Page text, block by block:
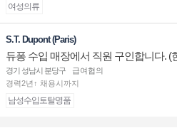
여성의류
S.T. Dupont (Paris)
듀퐁 수입 매장에서 직원 구인합니다. (
경기 성남시 분당구
급여협의
경력2년↑ 채용시까지
남성수입토탈명품